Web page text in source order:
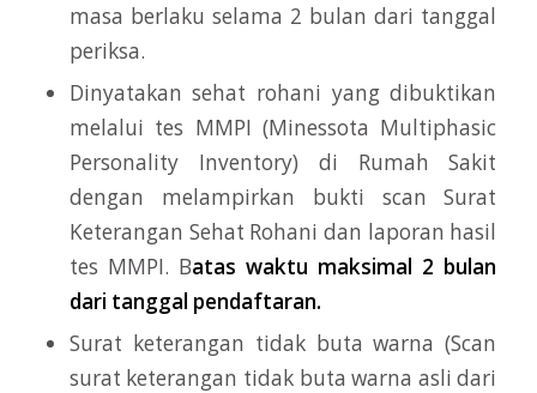
masa berlaku selama 2 bulan dari tanggal
periksa.
Dinyatakan sehat rohani yang dibuktikan
melalui tes MMPI (Minessota Multiphasic
Personality Inventory) di Rumah Sakit
dengan melampirkan bukti scan Surat
Keterangan Sehat Rohani dan laporan hasil
tes MMPI. Batas waktu maksimal 2 bulan
dari tanggal pendaftaran.
Surat keterangan tidak buta warna (Scan
surat keterangan tidak buta warna asli dari